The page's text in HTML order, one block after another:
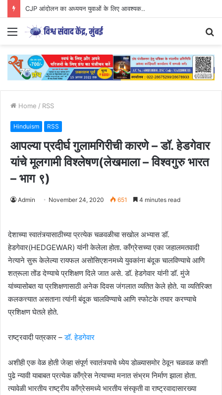
CJP आंदोलन का अध्ययन युवाओं के लिए आवश्यक..
Menu
Home / RSS
Hinduism RSS
आपल्या प्रदीर्घ गुलामगिरीची कारणे – डॉ. हेडगेवार
यांचे मूलगामी विश्लेषण(लेखमाला – विश्वगुरु भारत
– भाग ९)
Admin November 24, 2020 651 4 minutes read
देशाच्या स्वातंत्र्यासाठीच्या प्रत्येक चळवळीचा सखोल अभ्यास डॉ.
हेडगेवार(HEDGEWAR) यांनी केलेला होता. काँग्रेसच्या एका जहालमतवादी
नेत्याने सुरू केलेल्या रायफल असोसिएशनमध्ये युवकांना बंदूक चालविण्याचे आणि
शत्रूला तोंड देण्याचे प्रशिक्षण दिले जात असे. डॉ. हेडगेवार यांनी डॉ. मुंजे
यांच्यासोबत या प्रशिक्षणासाठी अनेक दिवस जंगलात व्यतित केले होते. या व्यतिरिक्त
कलकत्त्यात असताना त्यांनी बंदूक चालविण्याचे आणि स्फोटके तयार करण्याचे
प्रशिक्षण घेतले होते.
राष्ट्रवादी पत्रकार –डॉ. हेडगेवार
अशीही एक वेळ होती जेव्हा संपूर्ण स्वातंत्र्याचे ध्येय डोळ्यासमोर ठेवून चळवळ कशी
पुढे न्यावी याबाबत प्रत्येक काँग्रेस नेत्याच्या मनात संभ्रम निर्माण झाला होता.
त्यावेळी भारतीय राष्ट्रीय काँग्रेसमध्ये भारतीय संस्कृती वा राष्ट्रवादासारख्या